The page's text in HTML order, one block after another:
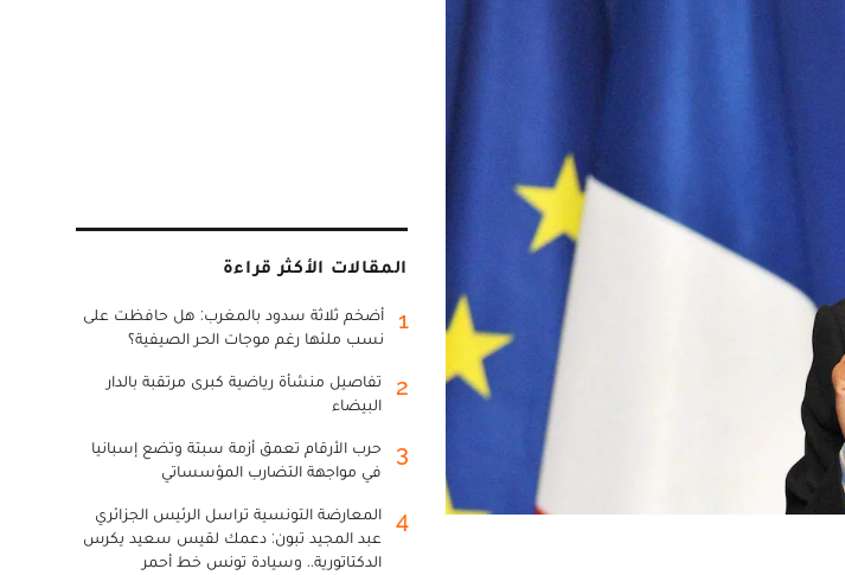
المقالات الأكثر قراءة
1
أضخم ثلاثة سدود بالمغرب: هل حافظت على
نسب ملئها رغم موجات الحر الصيفية؟
2
تفاصيل منشأة رياضية كبرى مرتقبة بالدار
البيضاء
3
حرب الأرقام تعمق أزمة سبتة وتضع إسبانيا
في مواجهة التضارب المؤسساتي
4
المعارضة التونسية تراسل الرئيس الجزائري
عبد المجيد تبون: دعمك لقيس سعيد يكرس
الدكتاتورية.. وسيادة تونس خط أحمر